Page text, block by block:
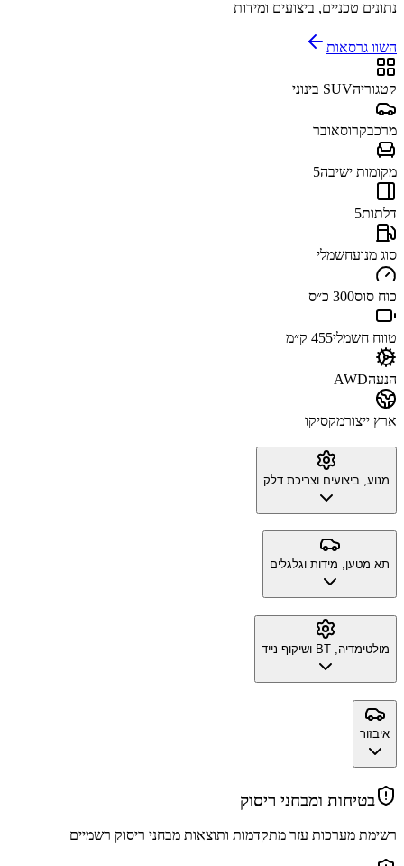
נתונים טכניים, ביצועים ומידות
השוו גרסאות
קטגוריהSUV בינוני
מרכבקרוסאובר
מקומות ישיבה5
דלתות5
סוג מנועחשמלי
כוח סוס300 כ״ס
טווח חשמלי455 ק״מ
הנעהAWD
ארץ ייצורמקסיקו
מנוע, ביצועים וצריכת דלק
תא מטען, מידות וגלגלים
מולטימדיה, BT ושיקוף נייד
איבזור
בטיחות ומבחני ריסוק
רשימת מערכות עזר מתקדמות ותוצאות מבחני ריסוק רשמיים